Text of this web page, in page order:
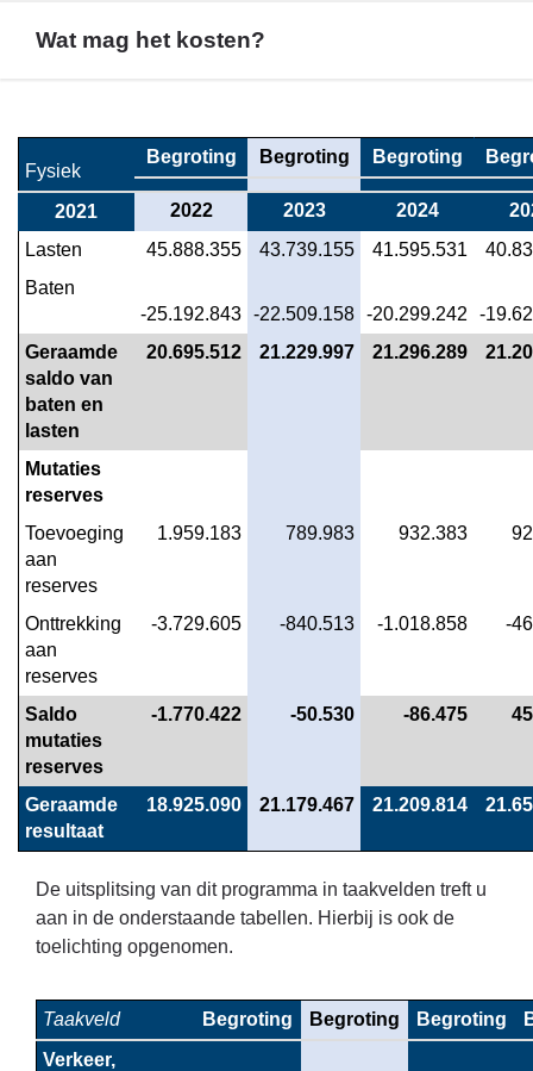
Wat mag het kosten?
naar
navigatie
Programma
Fysiek
Wat
mag
kosten?
Fysiek
Begroting Begroting Begroting
2021 2022 2023 2024
Lasten
45.888.355 43.739.155 41.595.531
Baten
-25.192.843 -22.509.158 -20.299.242
-
Geraamde
saldo van
baten en
lasten
20.695.512 21.229.997 21.296.289
Mutaties
reserves
Toevoeging
aan
reserves
1.959.183 789.983 932.383
Onttrekking
aan
reserves
-3.729.605 -840.513 -1.018.858 -
Saldo
mutaties
reserves
-1.770.422 -50.530 -86.475
Geraamde
resultaat
18.925.090 21.179.467 21.209.814
De uitsplitsing van dit programma in taakvelden treft u
aan in de onderstaande tabellen. Hierbij is ook de
toelichting opgenomen.
Taakveld Begroting Begroting Begroting
Verkeer,